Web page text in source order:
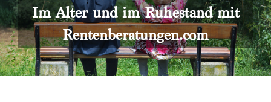
Rentenberater
Rentenversicherung
Versicherungsberatung
Kontakt
Im Alter und im Ruhestand mit
Rentenberatungen.com